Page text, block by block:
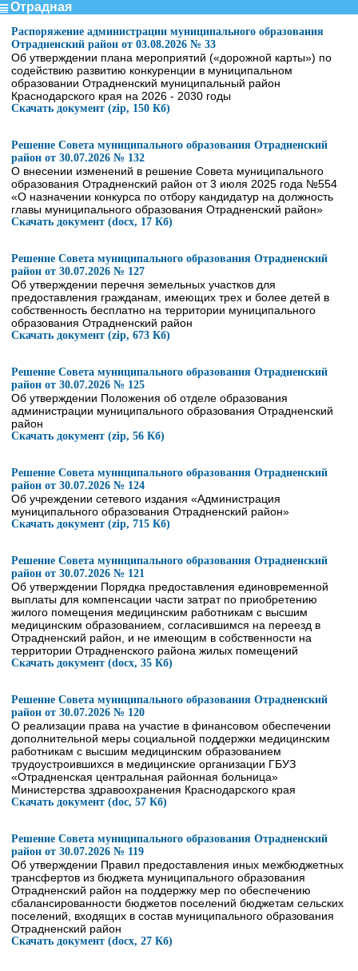
Отрадная
Распоряжение администрации муниципального образования
Отрадненский район от 03.08.2026 № 33
Об утверждении плана мероприятий («дорожной карты») по
содействию развитию конкуренции в муниципальном
образовании Отрадненский муниципальный район
Краснодарского края на 2026 - 2030 годы
Скачать документ (zip, 150 Кб)
Решение Совета муниципального образования Отрадненский
район от 30.07.2026 № 132
О внесении изменений в решение Совета муниципального
образования Отрадненский район от 3 июля 2025 года №554
«О назначении конкурса по отбору кандидатур на должность
главы муниципального образования Отрадненский район»
Скачать документ (docx, 17 Кб)
Решение Совета муниципального образования Отрадненский
район от 30.07.2026 № 127
Об утверждении перечня земельных участков для
предоставления гражданам, имеющих трех и более детей в
собственность бесплатно на территории муниципального
образования Отрадненский район
Скачать документ (zip, 673 Кб)
Решение Совета муниципального образования Отрадненский
район от 30.07.2026 № 125
Об утверждении Положения об отделе образования
администрации муниципального образования Отрадненский
район
Скачать документ (zip, 56 Кб)
Решение Совета муниципального образования Отрадненский
район от 30.07.2026 № 124
Об учреждении сетевого издания «Администрация
муниципального образования Отрадненский район»
Скачать документ (zip, 715 Кб)
Решение Совета муниципального образования Отрадненский
район от 30.07.2026 № 121
Об утверждении Порядка предоставления единовременной
выплаты для компенсации части затрат по приобретению
жилого помещения медицинским работникам с высшим
медицинским образованием, согласившимся на переезд в
Отрадненский район, и не имеющим в собственности на
территории Отрадненского района жилых помещений
Скачать документ (docx, 35 Кб)
Решение Совета муниципального образования Отрадненский
район от 30.07.2026 № 120
О реализации права на участие в финансовом обеспечении
дополнительной меры социальной поддержки медицинским
работникам с высшим медицинским образованием
трудоустроившихся в медицинские организации ГБУЗ
«Отрадненская центральная районная больница»
Министерства здравоохранения Краснодарского края
Скачать документ (doc, 57 Кб)
Решение Совета муниципального образования Отрадненский
район от 30.07.2026 № 119
Об утверждении Правил предоставления иных межбюджетных
трансфертов из бюджета муниципального образования
Отрадненский район на поддержку мер по обеспечению
сбалансированности бюджетов поселений бюджетам сельских
поселений, входящих в состав муниципального образования
Отрадненский район
Скачать документ (docx, 27 Кб)